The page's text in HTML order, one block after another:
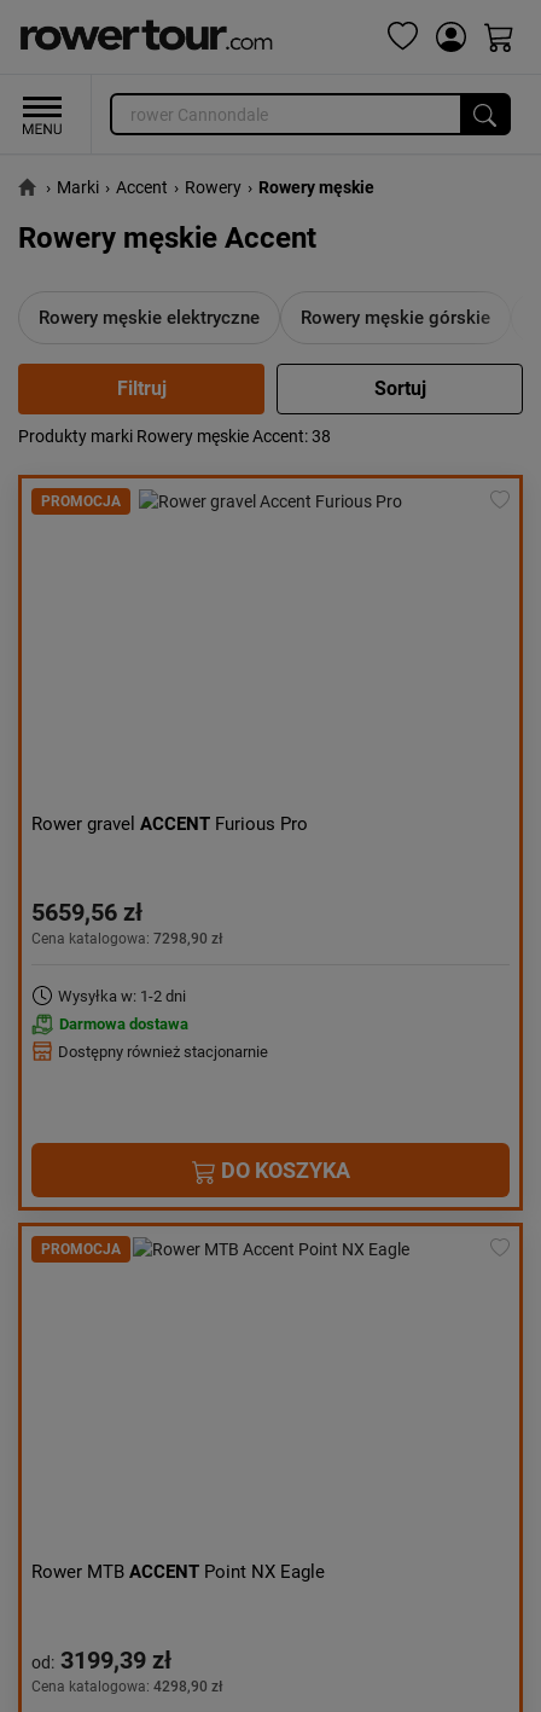
› Marki › Accent › Rowery › Rowery męskie
Rowery męskie Accent
Rowery męskie elektryczne Rowery męskie górskie
Popularność:
Cena:
od najniższej
od najwyższej
Produkty marki Rowery męskie Accent: 38
PROMOCJA
Rower gravel ACCENT Furious Pro
5659,56 zł
Cena katalogowa: 7298,90 zł
Wysyłka w: 1-2 dni
Darmowa dostawa
Dostępny również stacjonarnie
DO KOSZYKA
PROMOCJA
Rower MTB ACCENT Point NX Eagle
od: 3199,39 zł
Cena katalogowa: 4298,90 zł